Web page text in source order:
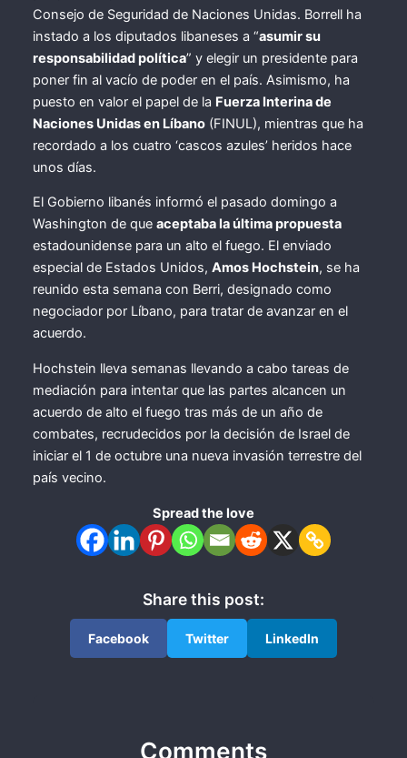
Consejo de Seguridad de Naciones Unidas. Borrell ha
instado a los diputados libaneses a “asumir su
responsabilidad política” y elegir un presidente para
poner fin al vacío de poder en el país. Asimismo, ha
puesto en valor el papel de la Fuerza Interina de
Naciones Unidas en Líbano(FINUL), mientras que ha
recordado a los cuatro ‘cascos azules’ heridos hace
unos días.
El Gobierno libanés informó el pasado domingo a
Washington de que aceptaba la última propuesta
estadounidense para un alto el fuego. El enviado
especial de Estados Unidos, Amos Hochstein, se ha
reunido esta semana con Berri, designado como
negociador por Líbano, para tratar de avanzar en el
acuerdo.
Hochstein lleva semanas llevando a cabo tareas de
mediación para intentar que las partes alcancen un
acuerdo de alto el fuego tras más de un año de
combates, recrudecidos por la decisión de Israel de
iniciar el 1 de octubre una nueva invasión terrestre del
país vecino.
Spread the love
Share this post:
Facebook Twitter LinkedIn
Comments